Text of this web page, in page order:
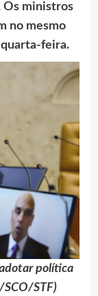
Os ministros
no mesmo
feira.
política
SCO/STF)